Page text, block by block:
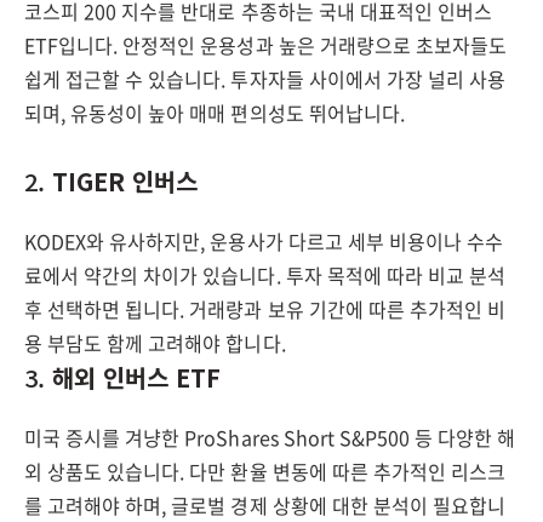
코스피 200 지수를 반대로 추종하는 국내 대표적인 인버스
ETF입니다. 안정적인 운용성과 높은 거래량으로 초보자들도
쉽게 접근할 수 있습니다. 투자자들 사이에서 가장 널리 사용
되며, 유동성이 높아 매매 편의성도 뛰어납니다.
2. TIGER 인버스
KODEX와 유사하지만, 운용사가 다르고 세부 비용이나 수수
료에서 약간의 차이가 있습니다. 투자 목적에 따라 비교 분석
후 선택하면 됩니다. 거래량과 보유 기간에 따른 추가적인 비
용 부담도 함께 고려해야 합니다.
3.해외 인버스 ETF
미국 증시를 겨냥한 ProShares Short S&P500 등 다양한 해
외 상품도 있습니다. 다만 환율 변동에 따른 추가적인 리스크
를 고려해야 하며, 글로벌 경제 상황에 대한 분석이 필요합니